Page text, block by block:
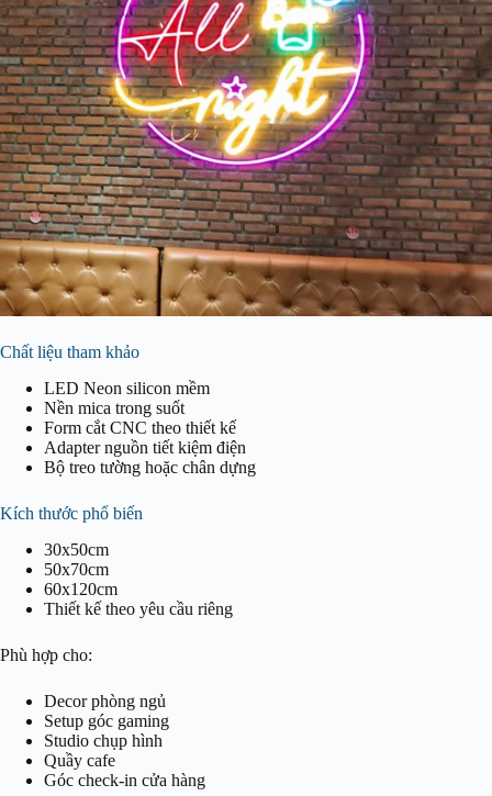
Chất liệu tham khảo
LED Neon silicon mềm
Nền mica trong suốt
Form cắt CNC theo thiết kế
Adapter nguồn tiết kiệm điện
Bộ treo tường hoặc chân dựng
Kích thước phổ biến
30x50cm
50x70cm
60x120cm
Thiết kế theo yêu cầu riêng
Phù hợp cho:
Decor phòng ngủ
Setup góc gaming
Studio chụp hình
Quầy cafe
Góc check-in cửa hàng